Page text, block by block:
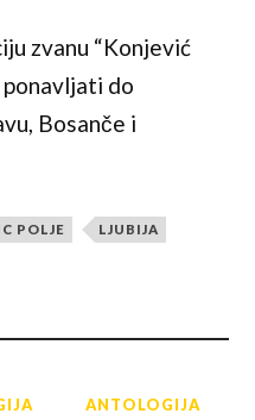
zvanu “Konjević
ponavljati do
Bosanče i
POLJE LJUBIJA
ANTOLOGIJA